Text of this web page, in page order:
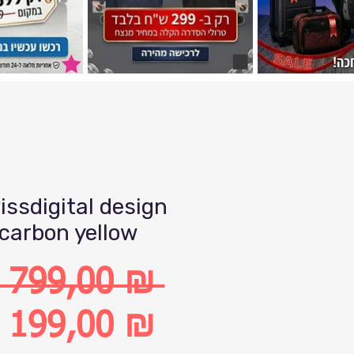
design
carbon yellow
799,00 ₪
199,00 ₪